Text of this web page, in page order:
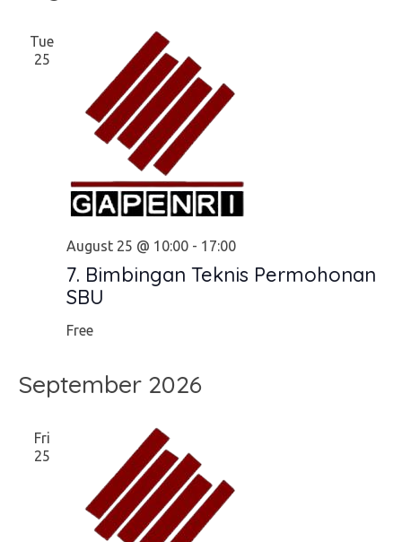
Tue
25
7. Bimbingan Teknis Permohonan
SBU
August 25 @ 10:00- 17:00
Free
September 2026
Fri
25